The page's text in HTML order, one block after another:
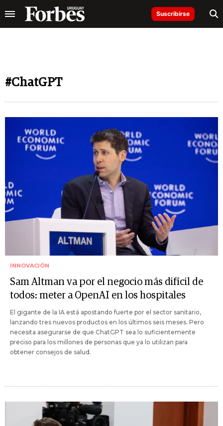
Suscribirse
#ChatGPT
INNOVACIÓN
Sam Altman va por el negocio más difícil de
todos: meter a OpenAI en los hospitales
El gigante de la IA está apostando fuerte por el sector sanitario,
lanzando tres nuevos productos en los últimos seis meses. Pero
necesita asegurarse de que ChatGPT sea lo suficientemente
preciso para los millones de personas que ya lo utilizan para
obtener consejos de salud.